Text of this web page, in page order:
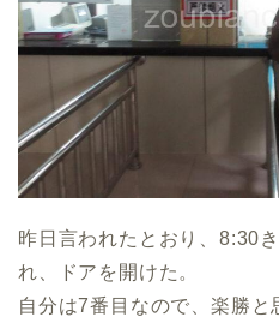
昨日言われたとおり、8:30
れ、ドアを開けた。
自分は7番目なので、楽勝